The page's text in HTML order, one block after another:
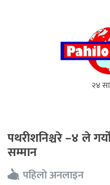
२४
पथरीशनिश्चरे –४ ले
सम्मान
पहिलो अनलाइन